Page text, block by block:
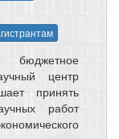
бюджетное
центр
принять
работ